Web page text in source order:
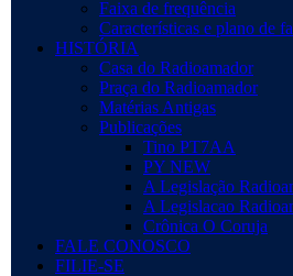
Faixa de frequência
Características e plano de
HISTÓRIA
Casa do Radioamador
Praça do Radioamador
Matérias Antigas
Publicações
Tino PT7AA
PY NEW
A Legislação
A Legislacao
Crônica O Coruja
FALE CONOSCO
FILIE-SE